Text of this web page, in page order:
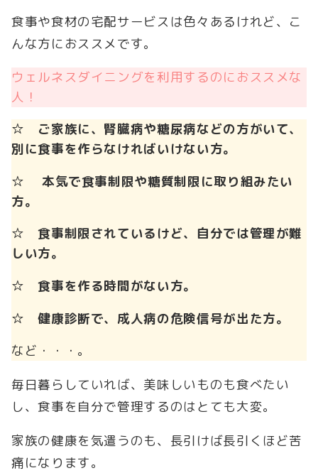
食事や食材の宅配サービスは色々あるけれど、こ
んな方におススメです。
ウェルネスダイニングを利用するのにおススメな
人！
☆ ご家族に、腎臓病や糖尿病などの方がいて、
別に食事を作らなければいけない方。
☆ 本気で食事制限や糖質制限に取り組みたい
方。
☆ 食事制限されているけど、自分では管理が難
しい方。
☆ 食事を作る時間がない方。
☆ 健康診断で、成人病の危険信号が出た方。
など・・・。
毎日暮らしていれば、美味しいものも食べたい
し、食事を自分で管理するのはとても大変。
家族の健康を気遣うのも、長引けば長引くほど苦
痛になります。